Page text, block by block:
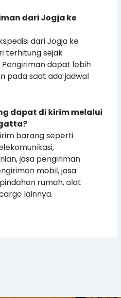
dari Jogja ke
dari Jogja ke
terhitung sejak
dapat lebih
pada saat ada jadwal
dapat di kirim melalui
barang seperti
jasa pengiriman
mobil, jasa
rumah, alat
lainnya.